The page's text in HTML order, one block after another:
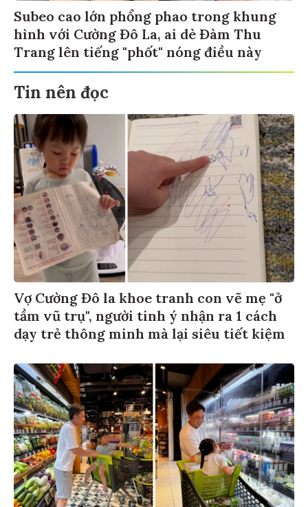
Subeo cao lớn phổng phao trong khung
hình với Cường Đô La, ai dè Đàm Thu
Trang lên tiếng "phốt" nóng điều này
Tin nên đọc
Vợ Cường Đô la khoe tranh con vẽ mẹ "ở
tầm vũ trụ", người tinh ý nhận ra 1 cách
dạy trẻ thông minh mà lại siêu tiết kiệm